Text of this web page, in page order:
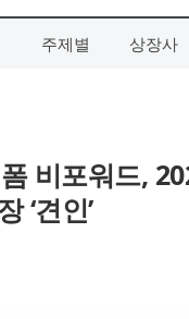
주제별 상장사
비포워드,
‘견인’